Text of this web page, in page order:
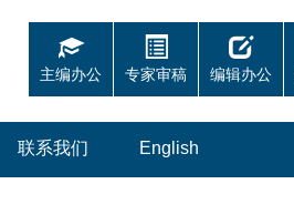
主编办公 专家审稿 编辑办公
联系我们 English